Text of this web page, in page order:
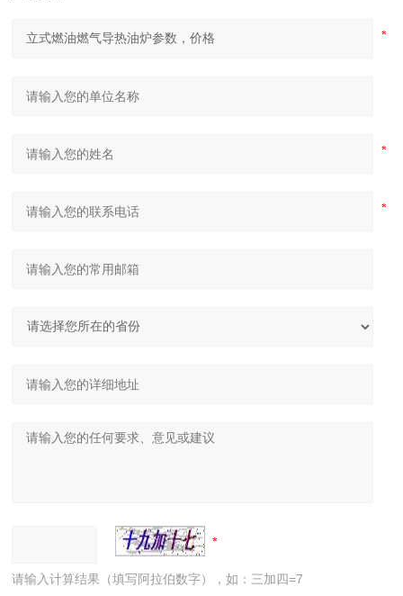
请输入计算结果（填写阿拉伯数字），如：三加四=7